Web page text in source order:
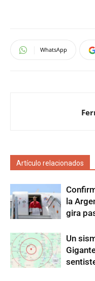
WhatsApp
Artículo relacionados
la
gira
Un